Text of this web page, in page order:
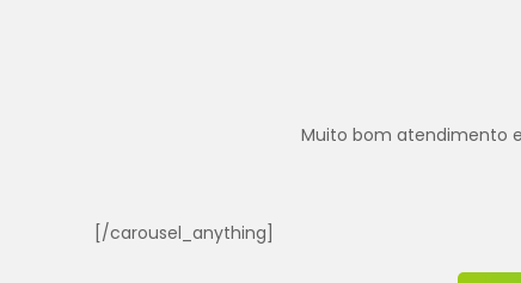
Muito bom atendimento
[/carousel_anything]